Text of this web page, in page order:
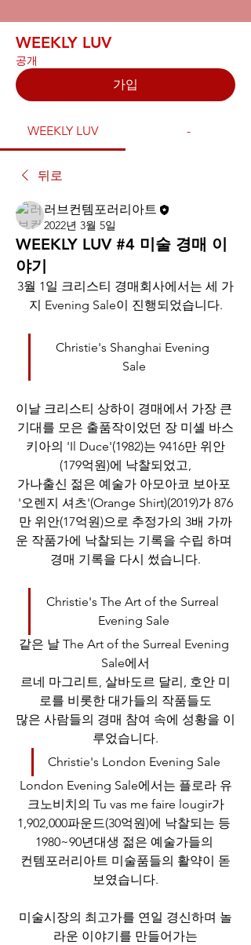
WEEKLY LUV
공개
가입
WEEKLY LUV -
뒤로
러브컨템포러리아트
2022년 3월 5일
WEEKLY LUV #4 미술 경매 이
야기
3월 1일 크리스티 경매회사에서는 세 가
지 Evening Sale이 진행되었습니다.
Christie's Shanghai Evening
Sale
이날 크리스티 상하이 경매에서 가장 큰
기대를 모은 출품작이었던 장 미셸 바스
키아의 'Il Duce'(1982)는 9416만 위안
(179억원)에 낙찰되었고,
가나출신 젊은 예술가 아모아코 보아포
'오렌지 셔츠'(Orange Shirt)(2019)가 876
만 위안(17억원)으로 추정가의 3배 가까
운 작품가에 낙찰되는 기록을 수립 하며
경매 기록을 다시 썼습니다.
Christie's The Art of the Surreal
Evening Sale
같은 날 The Art of the Surreal Evening
Sale에서
르네 마그리트, 살바도르 달리, 호안 미
로를 비롯한 대가들의 작품들도
많은 사람들의 경매 참여 속에 성황을 이
루었습니다.
Christie's London Evening Sale
London Evening Sale에서는 플로라 유
크노비치의 Tu vas me faire lougir가
1,902,000파운드(30억원)에 낙찰되는 등
1980~90년대생 젊은 예술가들의
컨템포러리아트 미술품들의 활약이 돋
보였습니다.
미술시장의 최고가를 연일 경신하며 놀
라운 이야기를 만들어가는